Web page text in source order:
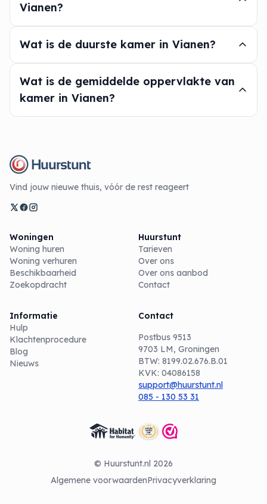
Vianen?
Wat is de duurste kamer in Vianen?
Wat is de gemiddelde oppervlakte van
kamer in Vianen?
Vind jouw nieuwe thuis, vóór de rest reageert
Woningen
Woning huren
Woning verhuren
Beschikbaarheid
Zoekopdracht
Huurstunt
Tarieven
Over ons
Over ons aanbod
Contact
Informatie
Hulp
Klachtenprocedure
Blog
Nieuws
Contact
Postbus 9513
9703 LM, Groningen
BTW: 8199.02.676.B.01
KVK: 04086158
support@huurstunt.nl
085 - 130 53 31
© Huurstunt.nl 2026
Algemene voorwaardenPrivacyverklaring